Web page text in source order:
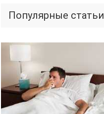
Популярные статьи